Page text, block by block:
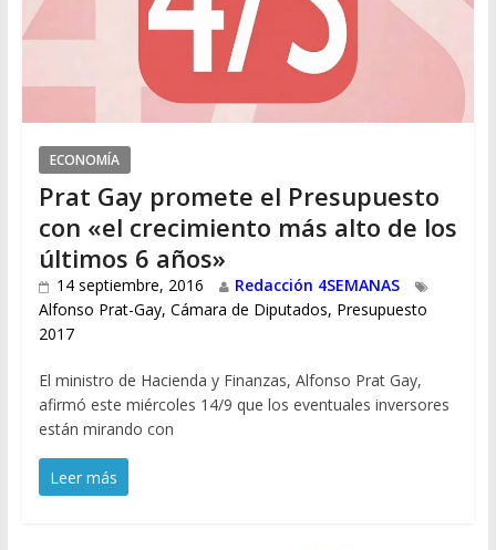
ECONOMÍA
Prat Gay promete el Presupuesto
con «el crecimiento más alto de los
últimos 6 años»
14 septiembre, 2016
Redacción 4SEMANAS
Alfonso Prat-Gay, Cámara de Diputados, Presupuesto
2017
El ministro de Hacienda y Finanzas, Alfonso Prat Gay,
afirmó este miércoles 14/9 que los eventuales inversores
están mirando con
Leer más